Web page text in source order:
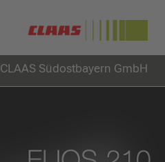
CLAAS Südostbayern GmbH